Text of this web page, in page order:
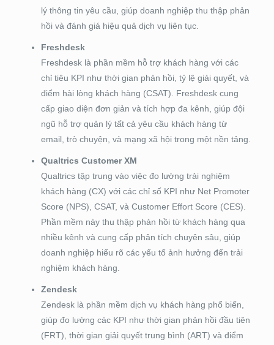
lý thông tin yêu cầu, giúp doanh nghiệp thu thập phản
hồi và đánh giá hiệu quả dịch vụ liên tục.
Freshdesk
Freshdesk là phần mềm hỗ trợ khách hàng với các
chỉ tiêu KPI như thời gian phản hồi, tỷ lệ giải quyết, và
điểm hài lòng khách hàng (CSAT). Freshdesk cung
cấp giao diện đơn giản và tích hợp đa kênh, giúp đội
ngũ hỗ trợ quản lý tất cả yêu cầu khách hàng từ
email, trò chuyện, và mạng xã hội trong một nền tảng.
Qualtrics Customer XM
Qualtrics tập trung vào việc đo lường trải nghiệm
khách hàng (CX) với các chỉ số KPI như Net Promoter
Score (NPS), CSAT, và Customer Effort Score (CES).
Phần mềm này thu thập phản hồi từ khách hàng qua
nhiều kênh và cung cấp phân tích chuyên sâu, giúp
doanh nghiệp hiểu rõ các yếu tố ảnh hưởng đến trải
nghiệm khách hàng.
Zendesk
Zendesk là phần mềm dịch vụ khách hàng phổ biến,
giúp đo lường các KPI như thời gian phản hồi đầu tiên
(FRT), thời gian giải quyết trung bình (ART) và điểm